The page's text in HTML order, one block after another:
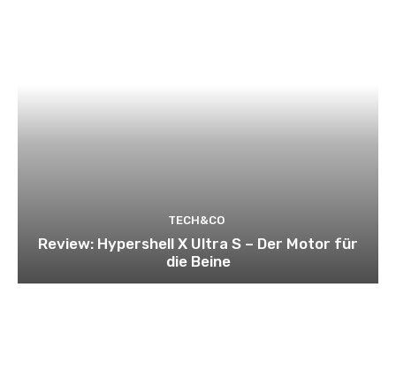
TECH&CO
Review: Hypershell X Ultra S – Der Motor für
die Beine